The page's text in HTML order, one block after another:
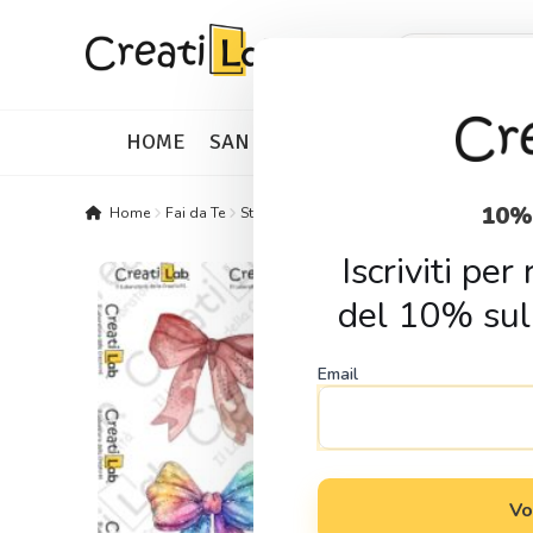
Skip
to
Skip
to
Products
HOME SAN VALENTINO IDEE REGALO
Home Fai da Te Stickers
Iscriviti per
del 10%
Email